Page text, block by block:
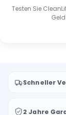
Testen Sie
Schneller
2 Jahre